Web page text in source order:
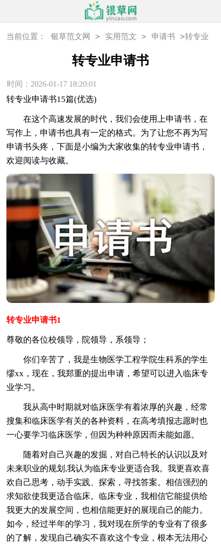
当前位置： 银草范文网 > 实用范文 > 申请书 >转专业
转专业申请书
时间：2026-01-17 18:20:01
转专业申请书15篇(优选)
在这个高速发展的时代，我们会使用上申请书，在
写作上，申请书也具有一定的格式。为了让您不再为写
申请书头疼，下面是小编为大家收集的转专业申请书，
欢迎阅读与收藏。
转专业申请书1
尊敬的各位校领导，院领导，系领导；
你们辛苦了，我是生物医学工程学院生科系的学生
缪xx，现在，我郑重的提出申请，希望可以进入临床专
业学习。
我从高中时期就对临床医学有着浓厚的兴趣，经常
搜集和临床医学有关的各种资料，在高考填报志愿时也
一心要学习临床医学，但因为种种原因而未能如愿。
随着对自己兴趣的发掘，对自己特长的认识以及对
未来职业的规划,我认为临床专业更适合我。我更喜欢喜
欢自己思考，动手实践、探索，寻找答案。相信强烈的
求知欲使我更适合临床。临床专业，我相信它能提供给
我更大的发展空间，也相信能更好的展现自己的能力。
如今，经过半年的学习，我对现在所学的专业有了很多
的了解，发现自己确实不喜欢这个专业，根本无法用心